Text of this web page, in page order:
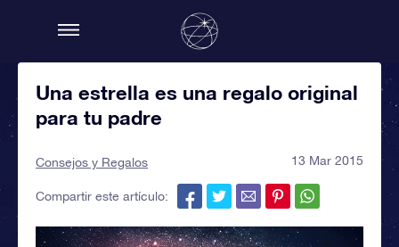
Una estrella es una regalo original
para tu padre
Consejos y Regalos 13 Mar 2015
Compartir este artículo: